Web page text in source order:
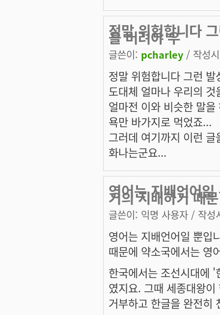
정말 위험합니다
을 버려야 우
글쓴이: pcharley / 작성
정말 위험합니다 그런 발
도대체 얼마나 우리의
얼마전 이와 비슷한 말
욕만 바가지로 먹었죠...
그러데 여기까지 이런
화나는군요...
영어는 지배언어
거의 지배하기 때문
글쓴이: 익명 사용자 / 작성
영어는 지배언어일 뿐입
때문에 약소국에서는 영
한국에서는 조선시대에
였지요. 그때 세종대왕
거부하고 한글을 완전히